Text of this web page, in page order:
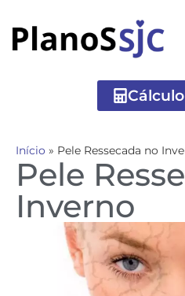
Início » Pele Ressecada no
Pele
Inverno